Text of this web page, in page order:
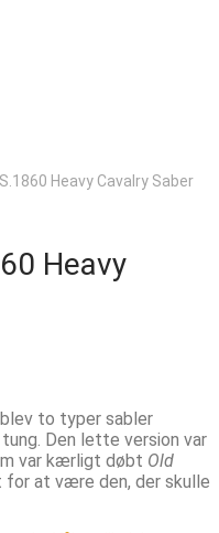
Heavy Cavalry Saber
Heavy
to typer sabler
Den lette version var
var kærligt døbt Old
for at være den, der skulle